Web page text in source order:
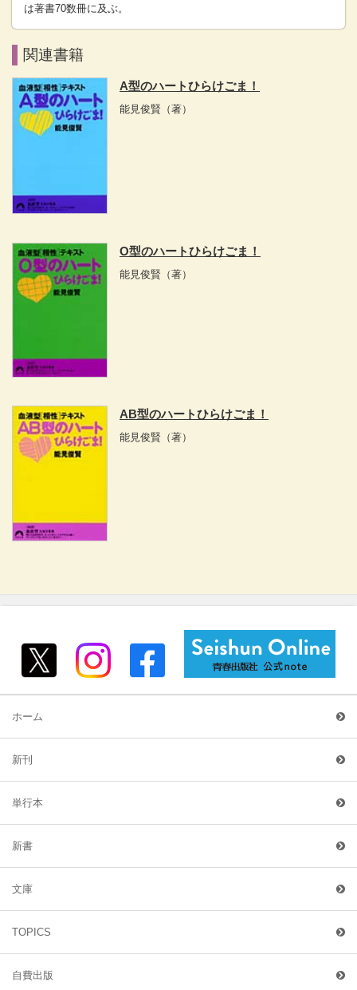
は著書70数冊に及ぶ。
関連書籍
A型のハートひらけごま！
能見俊賢 （著）
O型のハートひらけごま！
能見俊賢 （著）
AB型のハートひらけごま！
能見俊賢 （著）
ホーム
新刊
単行本
新書
文庫
TOPICS
自費出版